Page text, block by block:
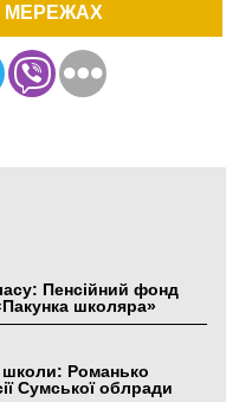
МЕРЕЖАХ
Пенсійний фонд
школяра»
школи: Романько
Сумської облради